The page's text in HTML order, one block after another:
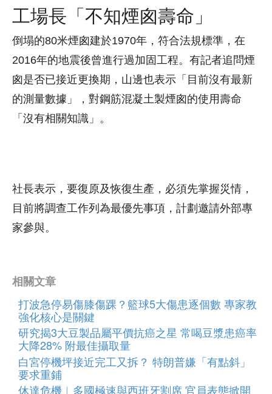
工場長「不知煙囪壽命」
倒塌的80米煙囪建於1970年，符合法規標準，在
2016年的地震後曾進行過加固工程。有記者追問煙
囪是否已接近更換期，山邊也表示「目前沒有最新
的測量數據」，對鋼筋混凝土製煙囪的使用壽命
「沒有相關知識」。
社長表示，要復原及恢復生產，必須先掌握災情，
目前將調查工作列為最優先事項，計劃邀請外部專
家參與。
相關文章
打波急停易傷膝傷踝？籃球5大傷患逐個數 專家教
強化核心是關鍵
研究揭3大豆製品屬平價抗癌之星 常喝豆漿患癌率
大降28% 附最佳攝取量
白宮停機坪接近完工又拆？ 特朗普嫌「有點斜」
要求重鋪
休達危機︱多國極速與西班牙割席 官員表態掀開